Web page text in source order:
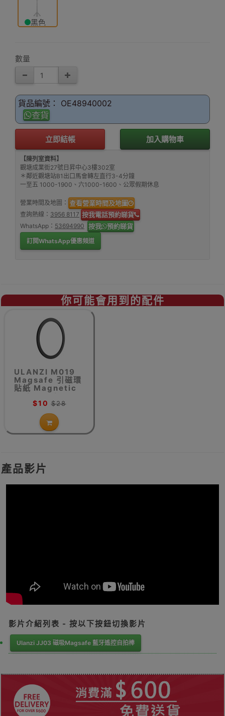
黑色
數量
貨品編號： OE48940002
查貨
立即結帳 加入購物車
【陳列室資料】
觀塘成業街27號日昇中心3樓302室
＊鄰近觀塘站B1出口馬會轉左直行3-4分鐘
一至五 1000-1900、六1000-1600、公眾假期休息
營業時間及地圖： 查看營業時間及地圖
查詢熱線： 3956 8117 按我電話預約睇貨
WhatsApp： 53694990 按我 預約睇貨
訂閱WhatsApp優惠頻道
你可能會用到的配件
ULANZI M019
Magsafe 引磁環
貼紙 Magnetic
$10 $28
產品影片
影片介紹列表 - 按以下按鈕切換影片
Ulanzi JJ03 磁吸Magsafe 藍牙遙控自拍棒